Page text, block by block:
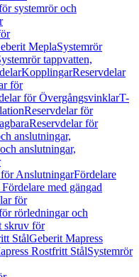
systemrör och
MeplaSystemrör
tappvatten,
KopplingarReservdelar
för
för ÖvergångsvinklarT-
Reservdelar för
Reservdelar för
anslutningar,
anslutningar,
AnslutningarFördelare
med gängad
för
rörledningar och
skruv för
StålGeberit Mapress
Rostfritt StålSystemrör